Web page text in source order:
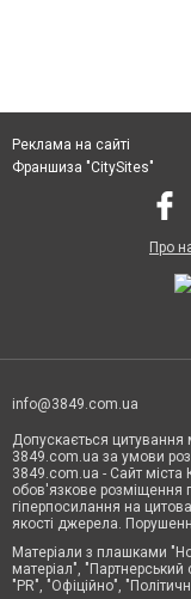
Реклама на сайті
Франшиза "CitySites"
Про
info@3849.com.ua
Допускається цитування
3849.com.ua за умови
3849.com.ua - Сайт міста
обов'язкове розміщення
гіперпосилання на
якості джерела.
Матеріали з плашками
матеріал", "Партнерський
"PR", "Офіційно",